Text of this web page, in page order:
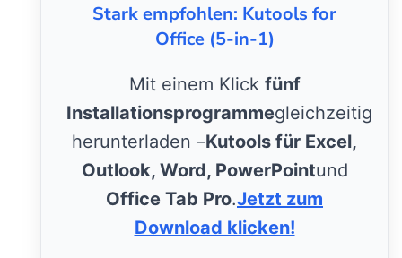
Stark empfohlen: Kutools for
Office (5-in-1)
Mit einem Klick fünf
Installationsprogrammegleichzeitig
herunterladen –Kutools für Excel,
Outlook, Word, PowerPointund
Office Tab Pro.Jetzt zum
Download klicken!